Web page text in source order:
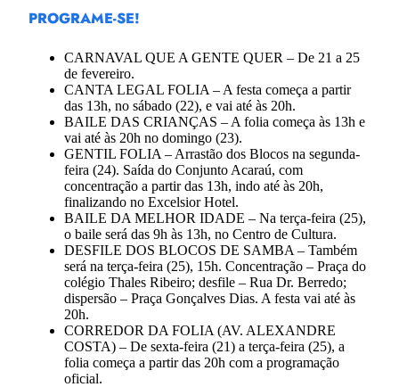
PROGRAME-SE!
CARNAVAL QUE A GENTE QUER – De 21 a 25
de fevereiro.
CANTA LEGAL FOLIA – A festa começa a partir
das 13h, no sábado (22), e vai até às 20h.
BAILE DAS CRIANÇAS – A folia começa às 13h e
vai até às 20h no domingo (23).
GENTIL FOLIA – Arrastão dos Blocos na segunda-
feira (24). Saída do Conjunto Acaraú, com
concentração a partir das 13h, indo até às 20h,
finalizando no Excelsior Hotel.
BAILE DA MELHOR IDADE – Na terça-feira (25),
o baile será das 9h às 13h, no Centro de Cultura.
DESFILE DOS BLOCOS DE SAMBA – Também
será na terça-feira (25), 15h. Concentração – Praça do
colégio Thales Ribeiro; desfile – Rua Dr. Berredo;
dispersão – Praça Gonçalves Dias. A festa vai até às
20h.
CORREDOR DA FOLIA (AV. ALEXANDRE
COSTA) – De sexta-feira (21) a terça-feira (25), a
folia começa a partir das 20h com a programação
oficial.